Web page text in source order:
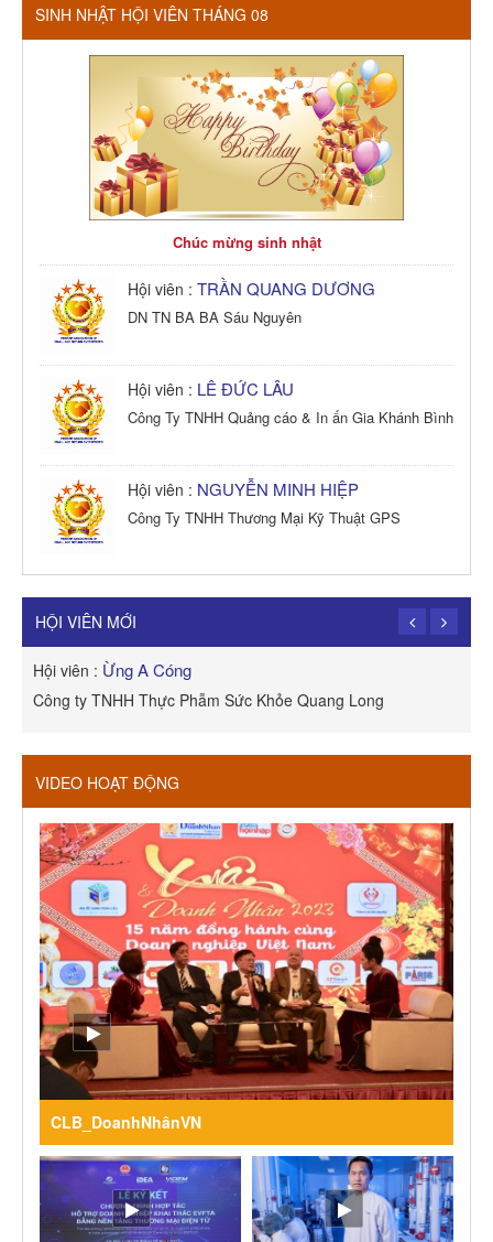
SINH NHẬT HỘI VIÊN THÁNG 08
Chúc mừng sinh nhật
Hội viên : TRẦN QUANG DƯƠNG
DN TN BA BA Sáu Nguyên
Hội viên : LÊ ĐỨC LÂU
Công Ty TNHH Quảng cáo & In ấn Gia Khánh Bình
Hội viên : NGUYỄN MINH HIỆP
Công Ty TNHH Thương Mại Kỹ Thuật GPS
Công Ty TNHH Dịch vụ Cuộc Sống Hạnh Phúc
HỘI VIÊN MỚI
Hội viên : Ừng A Cóng
Công ty TNHH Thực Phẫm Sức Khỏe Quang Long
VIDEO HOẠT ĐỘNG
CLB_DoanhNhânVN